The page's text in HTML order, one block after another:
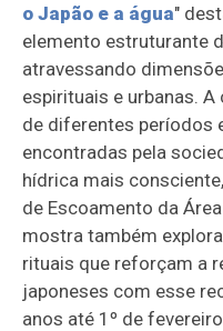
o Japão e a água"
elemento estruturante
atravessando
espirituais e urbanas.
de diferentes períodos
encontradas pela
hídrica mais
de Escoamento da
mostra também
rituais que reforçam a
japoneses com esse
anos até 1º de